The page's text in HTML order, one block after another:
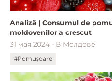
Analiză | Consumul de
moldovenilor a crescut
31 мая 2024 - В Молдове
#Pomușoare